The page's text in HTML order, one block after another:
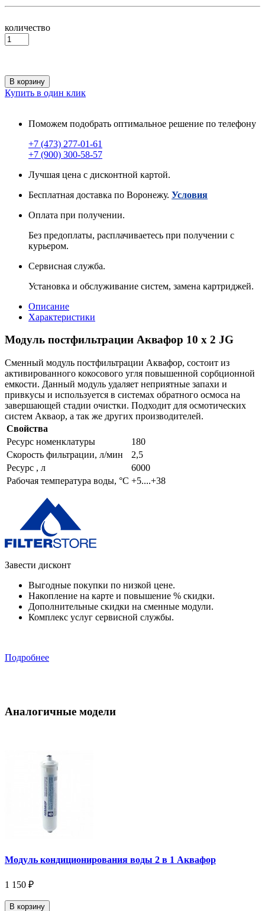
количество
В корзину
Купить в один клик
Поможем подобрать оптимальное решение по телефону
+7 (473) 277-01-61
+7 (900) 300-58-57
Лучшая цена с дисконтной картой.
Бесплатная доставка по Воронежу. Условия
Оплата при получении.
Без предоплаты, расплачиваетесь при получении с
курьером.
Сервисная служба.
Установка и обслуживание систем, замена картриджей.
Описание
Характеристики
Модуль постфильтрации Аквафор 10 x 2 JG
Сменный модуль постфильтрации Аквафор, состоит из
активированного кокосового угля повышенной сорбционной
емкости. Данный модуль удаляет неприятные запахи и
привкусы и используется в системах обратного осмоса на
завершающей стадии очистки. Подходит для осмотических
систем Акваор, а так же других производителей.
Свойства
Ресурс номенклатуры
180
Скорость фильтрации, л/мин
2,5
Ресурс , л
6000
Рабочая температура воды, °C +5....+38
Завести дисконт
Выгодные покупки по низкой цене.
Накопление на карте и повышение % скидки.
Дополнительные скидки на сменные модули.
Комплекс услуг сервисной службы.
Подробнее
Аналогичные модели
Модуль кондиционирования воды 2 в 1 Аквафор
1 150 ₽
В корзину